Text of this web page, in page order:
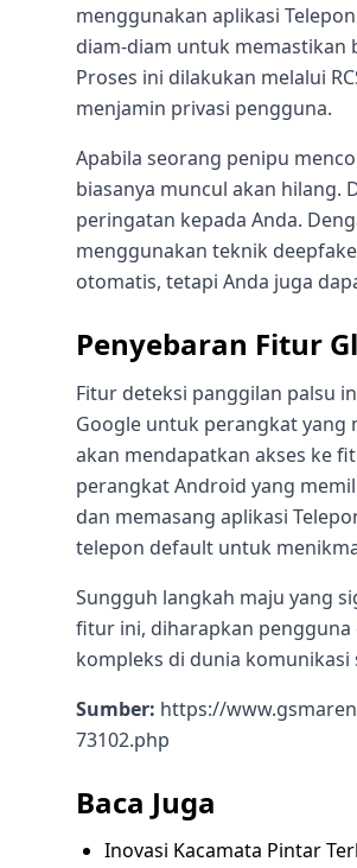
menggunakan aplikasi
diam-diam untuk memastikan
Proses ini dilakukan melalui
menjamin privasi pengguna.
Apabila seorang penipu
biasanya muncul akan hilang.
peringatan kepada Anda.
menggunakan teknik
otomatis, tetapi Anda juga
Penyebaran Fitur
Fitur deteksi panggilan palsu
Google untuk perangkat yang
akan mendapatkan akses ke
perangkat Android yang
dan memasang aplikasi
telepon default untuk
Sungguh langkah maju yang
fitur ini, diharapkan
kompleks di dunia komunikasi
Sumber: https://
73102.php
Baca Juga
Inovasi Kacamata Pintar